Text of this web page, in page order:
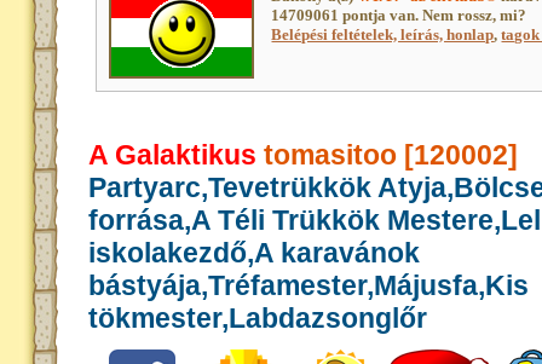
14709061 pontja van. Nem rossz, mi?
Belépési feltételek, leírás, honlap,
A Galaktikus tomasitoo [120002]
Partyarc,Tevetrükkök
forrása,A Téli Trükkök
iskolakezdő,A karavánok
bástyája,Tréfamester,Májusfa,Kis
tökmester,Labdazsonglőr